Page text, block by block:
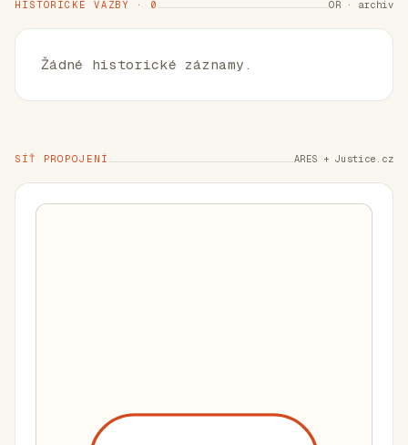
HISTORICKÉ VAZBY · 0 OR · archiv
Žádné historické záznamy.
SÍŤ PROPOJENÍ ARES + Justice.cz